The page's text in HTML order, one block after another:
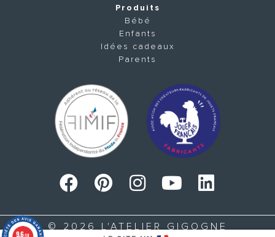
Produits
Bébé
Enfants
Idées cadeaux
Parents
© 2026 L'ATELIER GIGOGNE
9.6/10